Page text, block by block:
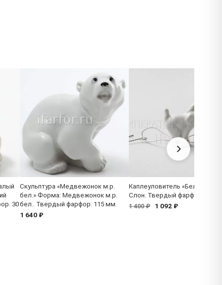
30
Скульптура «Медвежонок м.р.
бел.» Форма: Медвежонок м.р.
бел.. Твердый фарфор. 115 мм.
1 640 ₽
Каплеуловитель «Белый»
Слон. Твердый фарфор
1 400 ₽
1 092 ₽